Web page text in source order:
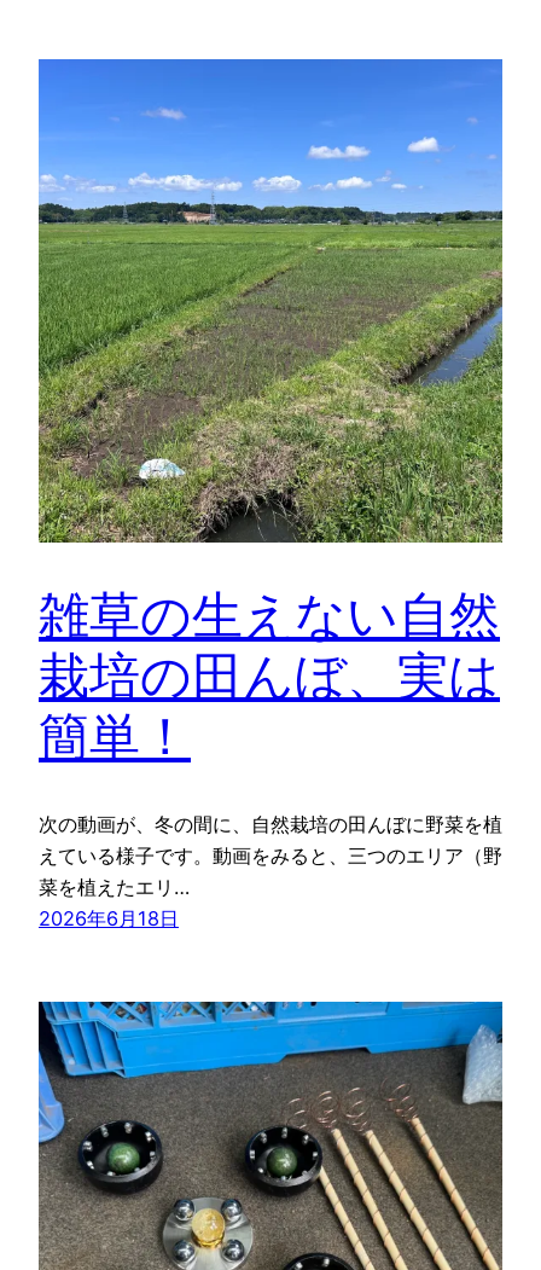
雑草の生えない自然
栽培の田んぼ、実は
簡単！
次の動画が、冬の間に、自然栽培の田んぼに野菜を植
えている様子です。動画をみると、三つのエリア（野
菜を植えたエリ…
2026年6月18日